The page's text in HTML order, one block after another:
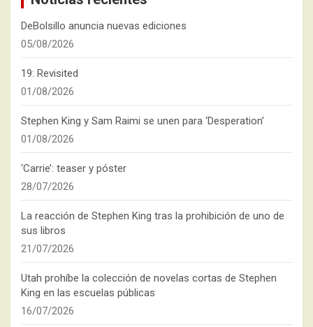
DeBolsillo anuncia nuevas ediciones
05/08/2026
19: Revisited
01/08/2026
Stephen King y Sam Raimi se unen para ‘Desperation’
01/08/2026
‘Carrie’: teaser y póster
28/07/2026
La reacción de Stephen King tras la prohibición de uno de
sus libros
21/07/2026
Utah prohíbe la colección de novelas cortas de Stephen
King en las escuelas públicas
16/07/2026